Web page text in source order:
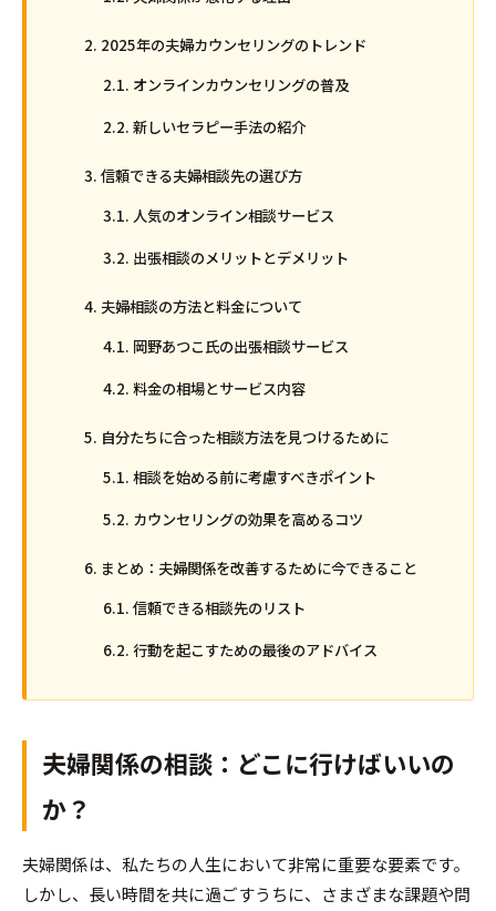
2025年の夫婦カウンセリングのトレンド
オンラインカウンセリングの普及
新しいセラピー手法の紹介
信頼できる夫婦相談先の選び方
人気のオンライン相談サービス
出張相談のメリットとデメリット
夫婦相談の方法と料金について
岡野あつこ氏の出張相談サービス
料金の相場とサービス内容
自分たちに合った相談方法を見つけるために
相談を始める前に考慮すべきポイント
カウンセリングの効果を高めるコツ
まとめ：夫婦関係を改善するために今できること
信頼できる相談先のリスト
行動を起こすための最後のアドバイス
夫婦関係の相談：どこに行けばいいの
か？
夫婦関係は、私たちの人生において非常に重要な要素です。
しかし、長い時間を共に過ごすうちに、さまざまな課題や問